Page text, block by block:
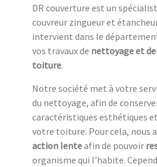
DR couverture est un
couvreur zingueur et
intervient dans le
vos travaux de nettoyage et
toiture.
Notre société met à votre
du nettoyage, afin de
caractéristiques esthétiques
votre toiture. Pour cela, nous
action lenteafin de pouvoir
organisme qui l'habite.